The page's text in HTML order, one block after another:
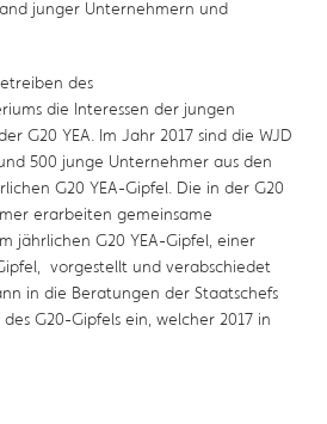
junger Unternehmern und
des
die Interessen der jungen
G20 YEA. Im Jahr 2017 sind die WJD
500 junge Unternehmer aus den
G20 YEA-Gipfel. Die in der G20
erarbeiten gemeinsame
jährlichen G20 YEA-Gipfel, einer
vorgestellt und verabschiedet
in die Beratungen der Staatschefs
G20-Gipfels ein, welcher 2017 in